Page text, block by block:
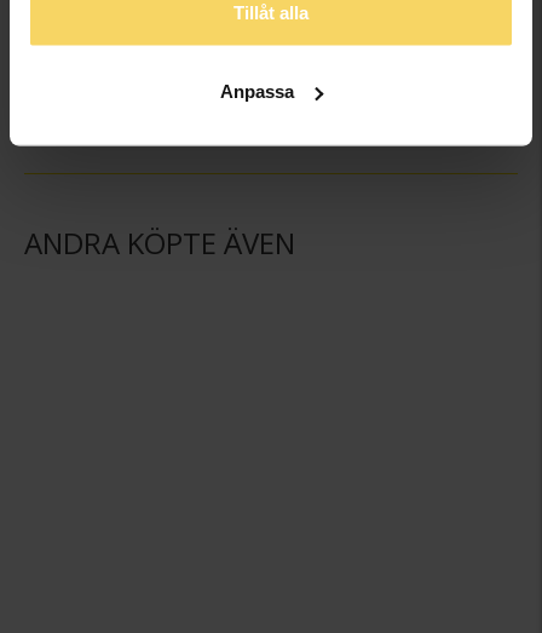
Tillåt alla
Anpassa
Ljushållare Ängel med bok
GULDFYND
Ljushållare Ängel Aftonbön
GULDFYND
ANDRA KÖPTE ÄVEN